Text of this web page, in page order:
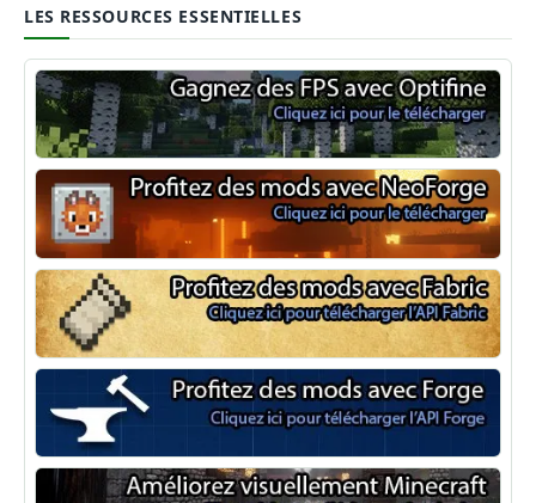
LES RESSOURCES ESSENTIELLES
Optifine
NeoForge
Minecraft Fabric
Minecraft Forge